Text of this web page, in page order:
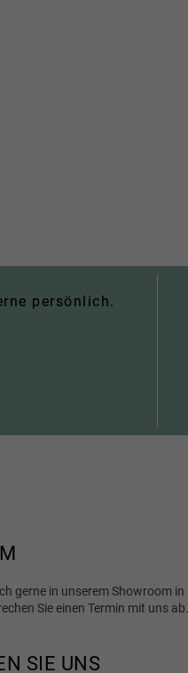
persönlich.
gerne in unserem Showroom in
Sie einen Termin mit uns ab.
SIE UNS